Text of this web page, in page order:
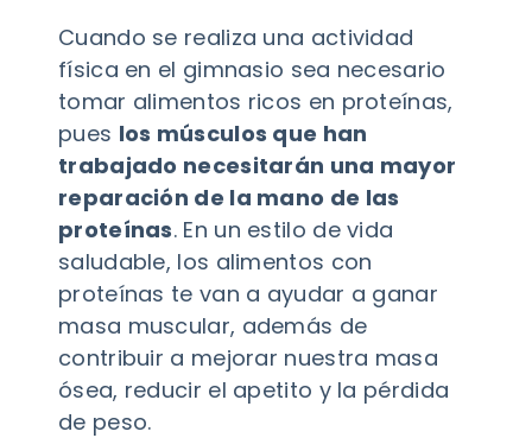
Cuando se realiza una actividad
física en el gimnasio sea necesario
tomar alimentos ricos en proteínas,
pues los músculos que han
trabajado necesitarán una mayor
reparación de la mano de las
proteínas. En un estilo de vida
saludable, los alimentos con
proteínas te van a ayudar a ganar
masa muscular, además de
contribuir a mejorar nuestra masa
ósea, reducir el apetito y la pérdida
de peso.